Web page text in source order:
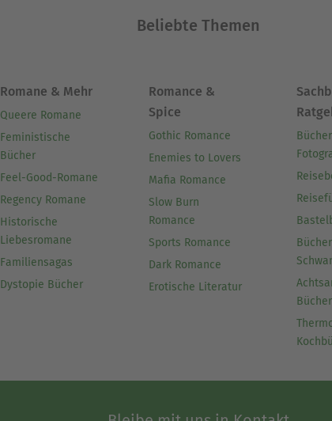
Beliebte Themen
Romane & Mehr
Queere Romane
Feministische
Bücher
Feel-Good-Romane
Regency Romane
Historische
Liebesromane
Familiensagas
Dystopie Bücher
Romance &
Spice
Gothic Romance
Enemies to Lovers
Mafia Romance
Slow Burn
Romance
Sports Romance
Dark Romance
Erotische Literatur
Bücher